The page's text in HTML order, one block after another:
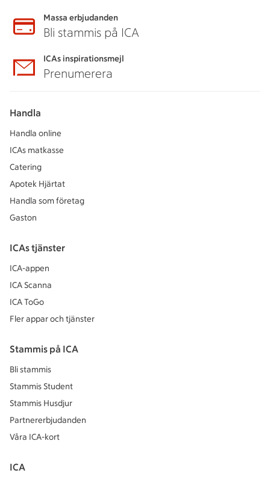
Massa erbjudanden
Bli stammis på ICA
ICAs inspirationsmejl
Prenumerera
Handla
Handla online
ICAs matkasse
Catering
Apotek Hjärtat
Handla som företag
Gaston
ICAs tjänster
ICA-appen
ICA Scanna
ICA ToGo
Fler appar och tjänster
Stammis på ICA
Bli stammis
Stammis Student
Stammis Husdjur
Partnererbjudanden
Våra ICA-kort
ICA